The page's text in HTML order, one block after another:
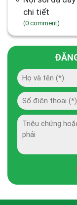
chi tiết
(0 comment)